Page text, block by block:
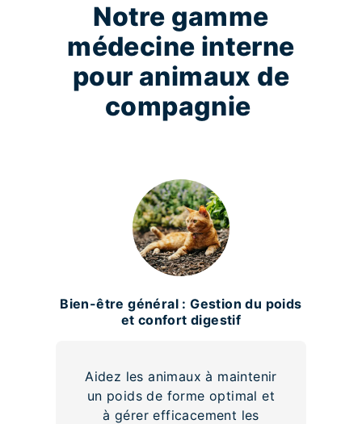
Notre gamme
médecine interne
pour animaux de
compagnie
Bien-être général : Gestion du poids
et confort digestif
Aidez les animaux à maintenir
un poids de forme optimal et
à gérer efficacement les